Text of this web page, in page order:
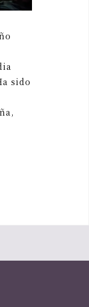
sido